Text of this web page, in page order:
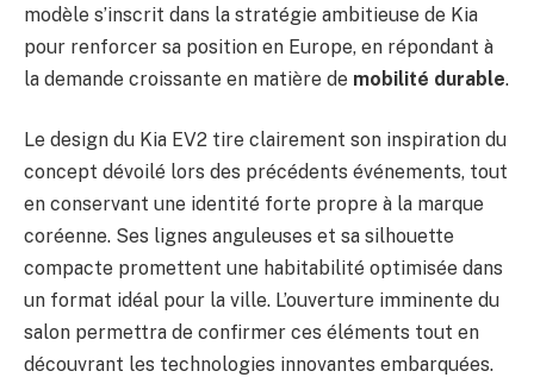
modèle s’inscrit dans la stratégie ambitieuse de Kia
pour renforcer sa position en Europe, en répondant à
la demande croissante en matière de mobilité durable.
Le design du Kia EV2 tire clairement son inspiration du
concept dévoilé lors des précédents événements, tout
en conservant une identité forte propre à la marque
coréenne. Ses lignes anguleuses et sa silhouette
compacte promettent une habitabilité optimisée dans
un format idéal pour la ville. L’ouverture imminente du
salon permettra de confirmer ces éléments tout en
découvrant les technologies innovantes embarquées.